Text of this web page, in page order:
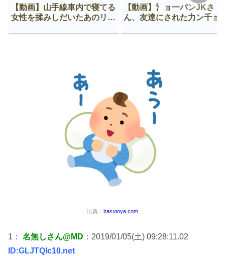
【動画】山手線車内で寝てる
女性を揉みしだいたあのリー
【動画】氵ョ一パンJKさ
ん、友達にされた力ン千ョ
出典： irasutoya.com
1： 名無しさん@MD ：2019/01/05(土) 09:28:11.02
ID:GLJTQIc10.net